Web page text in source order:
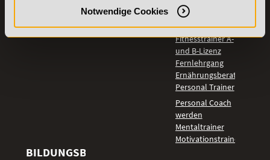
Notwendige Cookies
TOP-
LEHRGÄNGE
Fitnesstrainer A-
und B-Lizenz
Fernlehrgang
Ernährungsberater
Personal Trainer
Personal Coach
werden
Mentaltrainer
Motivationstrainer
BILDUNGSBEREICHE